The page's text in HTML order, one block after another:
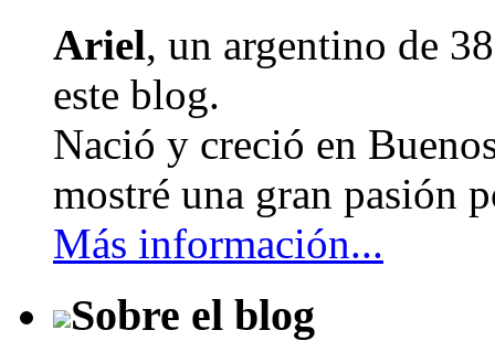
Ariel, un argentino de
este blog.
Nació y creció en
mostré una gran pasión
Más información...
Sobre el blog